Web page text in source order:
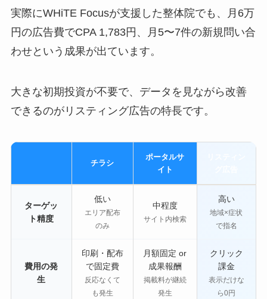
実際にWHiTE Focusが支援した整体院でも、月6万
円の広告費でCPA 1,783円、月5〜7件の新規問い合
わせという成果が出ています。
大きな初期投資が不要で、データを見ながら改善
できるのがリスティング広告の特長です。
チラシ
ポータルサ
イト
ターゲッ
ト精度
低い
エリア配布
のみ
中程度
サイト内検索
高い
地域×症状
で指名
費用の発
生
印刷・配布
で固定費
反応なくて
も発生
月額固定 or
成果報酬
掲載料が継続
発生
クリック
課金
表示だけな
ら0円